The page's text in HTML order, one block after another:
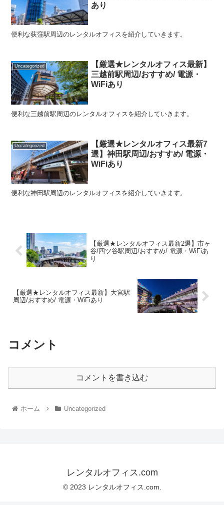
あり
便利な荻窪駅周辺のレンタルオフィスを紹介していきます。
Uncategorized
【厳選★レンタルオフィス最新】
三越前駅周辺/おすすめ/ 電源・
WiFiあり
便利な三越前駅周辺のレンタルオフィスを紹介していきます。
Uncategorized
【厳選★レンタルオフィス最新7
選】神田駅周辺/おすすめ/ 電源・
WiFiあり
便利な神田駅周辺のレンタルオフィスを紹介していきます。
【厳選★レンタルオフィス最新2選】市ヶ
谷/四ツ谷駅周辺/おすすめ/ 電源・WiFiあ
り
【厳選★レンタルオフィス最新】大宮駅
周辺/おすすめ/ 電源・WiFiあり
コメント
コメントを書き込む
ホーム Uncategorized
レンタルオフィス.com
© 2023 レンタルオフィス.com.